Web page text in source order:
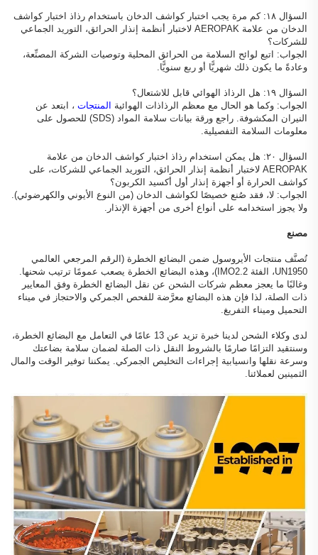
السؤال ١٨: كم مرة يجب اختبار كواشف الدخان باستخدام رذاذ اختبار كواشف
الدخان من علامة AEROPAK لاختبار أنظمة إنذار الحرائق، التوريد الجماعي
للشركات؟
الجواب: اتبع لوائح السلامة من الحرائق المحلية وتوصيات الشركة المصنِّعة،
وعادةً ما يكون ذلك شهريًّا أو ربع سنويًّا.
السؤال ١٩: هل الرذاذ الهوائي قابل للاشتعال؟
الجواب: وكما هو الحال مع معظم الرذاذات الهوائية المنتجات ، ابتعد عن
النيران المكشوفة. راجع ورقة بيانات سلامة المواد (SDS) للحصول على
معلومات السلامة التفصيلية.
السؤال ٢٠: هل يمكن استخدام رذاذ اختبار كواشف الدخان من علامة
AEROPAK لاختبار أنظمة إنذار الحرائق، التوريد الجماعي للشركات، على
كواشف الحرارة أو أجهزة إنذار أول أكسيد الكربون؟
الجواب: لا، فقد صُنع خصيصًا لكواشف الدخان (من النوع الأيوني والكهرضوئي).
ولا يجوز استخدامه على أنواع أخرى من أجهزة الإنذار.
مصنع
تُصنَّف منتجات الأيروسول ضمن البضائع الخطرة (الرقم المرجعي العالمي
UN1950، الفئة IMO2.2)، وهذه البضائع الخطرة يصعب عمومًا ترتيب شحنها.
وغالبًا ما يعجز معظم شركات الشحن عن نقل البضائع الخطرة وفق المعايير
ذات الصلة، لذا فإن هذه البضائع معرَّضة للفحص الجمركي والاحتجاز في ميناء
التحميل وميناء التفريغ.
لدى وكلاء الشحن لدينا خبرة تزيد عن 13 عامًا في التعامل مع البضائع الخطرة،
وسنتقيد التزامًا صارمًا بالشروط النقل ذات الصلة لضمان سلامة بضاعتك
وسرعة نقلها وانسيابية إجراءات التخليص الجمركي. يمكننا توفير الوقت والمال
الثمينين لعملائنا.